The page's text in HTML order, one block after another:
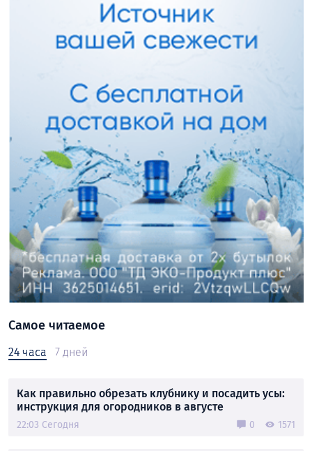
Самое читаемое
24 часа 7 дней
Как правильно обрезать клубнику и посадить усы:
инструкция для огородников в августе
22:03 Сегодня 0 1571